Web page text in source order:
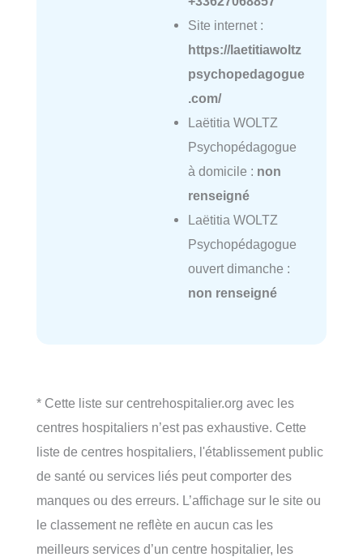
Site internet :
https://laetitiawoltz
psychopedagogue
.com/
Laëtitia WOLTZ
Psychopédagogue
à domicile : non
renseigné
Laëtitia WOLTZ
Psychopédagogue
ouvert dimanche :
non renseigné
* Cette liste sur centrehospitalier.org avec les
centres hospitaliers n’est pas exhaustive. Cette
liste de centres hospitaliers, l'établissement public
de santé ou services liés peut comporter des
manques ou des erreurs. L’affichage sur le site ou
le classement ne reflète en aucun cas les
meilleurs services d’un centre hospitalier, les